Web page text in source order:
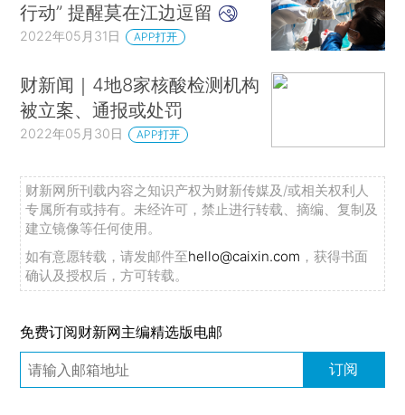
行动” 提醒莫在江边逗留
2022年05月31日 APP打开
财新闻｜4地8家核酸检测机构
被立案、通报或处罚
2022年05月30日 APP打开
财新网所刊载内容之知识产权为财新传媒及/或相关权利人
专属所有或持有。未经许可，禁止进行转载、摘编、复制及
建立镜像等任何使用。
如有意愿转载，请发邮件至hello@caixin.com ，获得书面
确认及授权后，方可转载。
免费订阅财新网主编精选版电邮
订阅